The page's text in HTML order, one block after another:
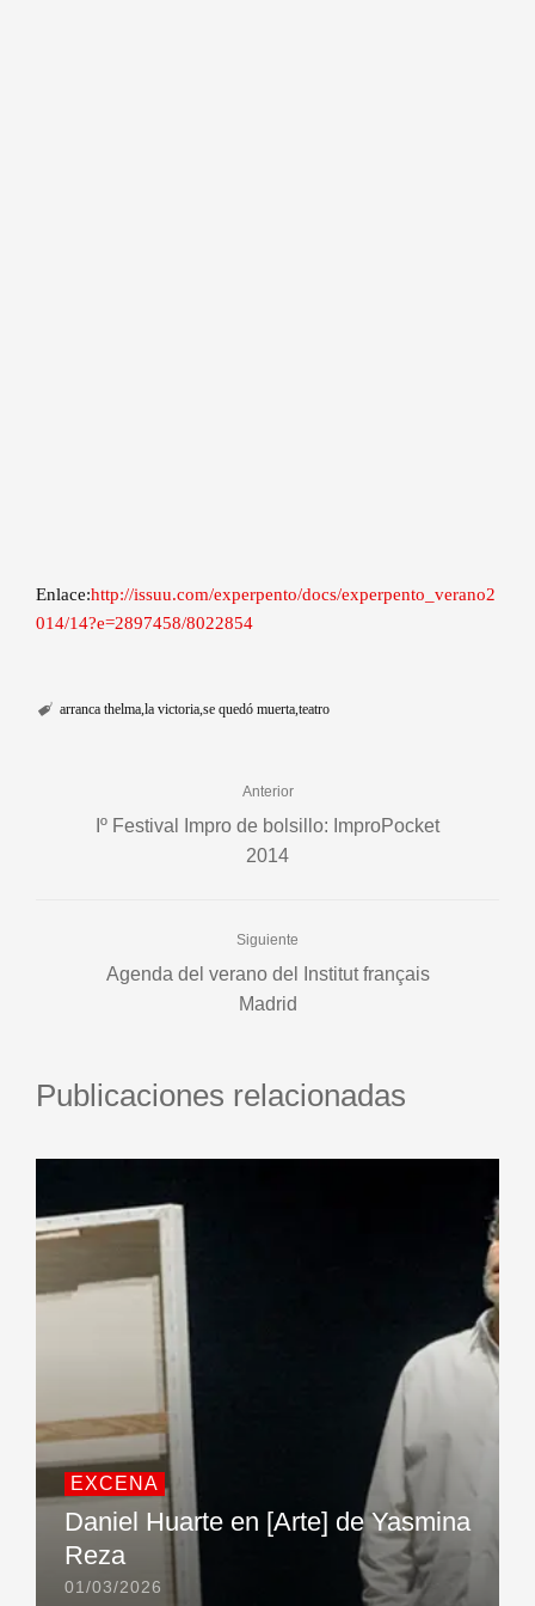
Enlace:http://issuu.com/experpento/docs/experpento_verano2
014/14?e=2897458/8022854
arranca thelma la victoria se quedó muerta teatro
Anterior
Iº Festival Impro de bolsillo: ImproPocket
2014
Siguiente
Agenda del verano del Institut français
Madrid
Publicaciones relacionadas
EXCENA
Daniel Huarte en [Arte] de Yasmina
Reza
01/03/2026